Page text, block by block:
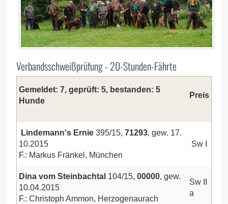
Verbandsschweißprüfung - 20-Stunden-Fährte
Gemeldet: 7, geprüft: 5, bestanden: 5
Hunde
Preis
Lindemann's Ernie 395/15, 71293, gew. 17.
10.2015
F.: Markus Fränkel, München
Sw I
Dina vom Steinbachtal 104/15, 00000, gew.
10.04.2015
F.: Christoph Ammon, Herzogenaurach
Sw II
a